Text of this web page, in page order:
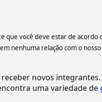
que você deve estar de acordo
nenhuma relação com o
novos
uma variedade de